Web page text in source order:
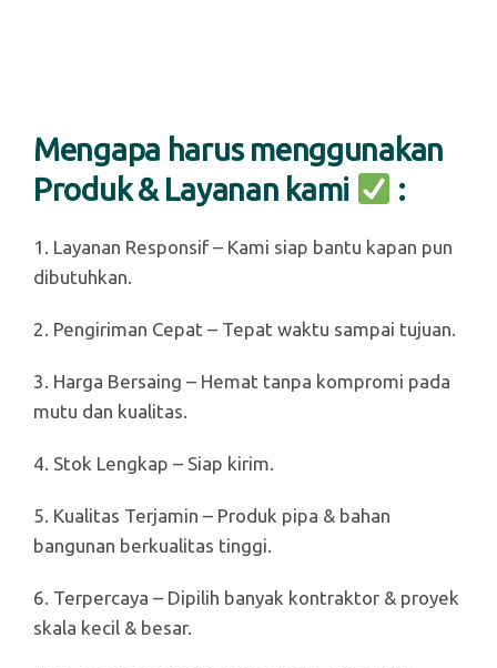
Mengapa harus menggunakan
Produk & Layanan kami
:
1. Layanan Responsif – Kami siap bantu kapan pun
dibutuhkan.
2. Pengiriman Cepat – Tepat waktu sampai tujuan.
3. Harga Bersaing – Hemat tanpa kompromi pada
mutu dan kualitas.
4. Stok Lengkap – Siap kirim.
5. Kualitas Terjamin – Produk pipa & bahan
bangunan berkualitas tinggi.
6. Terpercaya – Dipilih banyak kontraktor & proyek
skala kecil & besar.